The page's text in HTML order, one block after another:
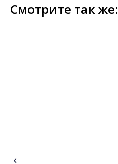
Смотрите так же: